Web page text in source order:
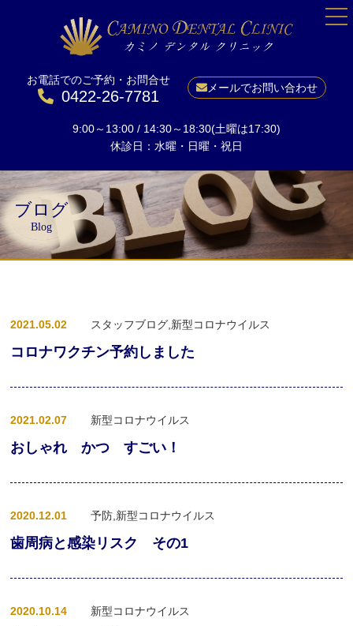
お電話でのご予約・お問合せ
0422-26-7781 メールでお問い合わせ
9:00～13:00 / 14:30～18:30(土曜は17:30)
休診日：水曜・日曜・祝日
ブログ
Blog
HOME
当院について
一般歯科
予防
小児矯正
成人矯正
インプラント
料金表
ブログ
リクルート
2021.05.02 スタッフブログ,新型コロナウイルス
コロナワクチン予約しました
2021.02.07 新型コロナウイルス
おしゃれ かつ すごい！
2020.12.01 予防,新型コロナウイルス
歯周病と感染リスク その1
2020.10.14 新型コロナウイルス